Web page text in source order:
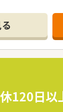
に便利な場所
一般的な処方
り、スタッ
地域の方々に
め、服薬指導
く周囲と協力
休120日